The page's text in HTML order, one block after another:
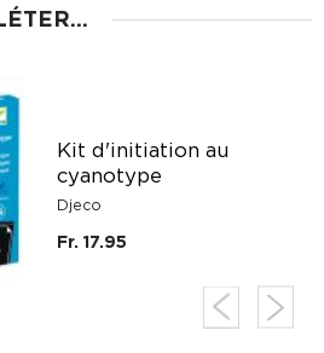
Kit d'initiation au
cyanotype
Djeco
Fr. 17.95